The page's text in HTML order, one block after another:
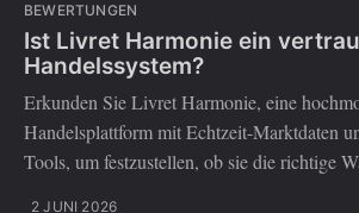
BEWERTUNGEN
Ist Livret Harmonie ein
Handelssystem?
Erkunden Sie Livret Harmonie, eine
Handelsplattform mit Echtzeit-Marktdaten
Tools, um festzustellen, ob sie die richtige
2 JUNI 2026